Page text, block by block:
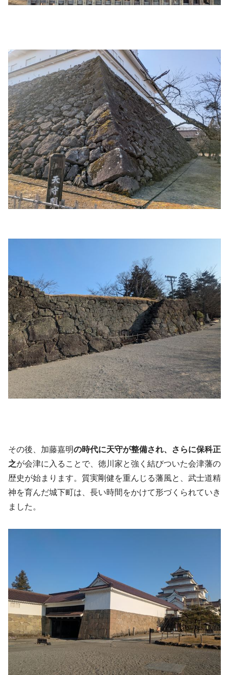
その後、加藤嘉明の時代に天守が整備され、さらに保科正
之が会津に入ることで、徳川家と強く結びついた会津藩の
歴史が始まります。質実剛健を重んじる藩風と、武士道精
神を育んだ城下町は、長い時間をかけて形づくられていき
ました。